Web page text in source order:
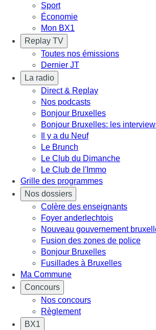
Sport
Économie
Mon BX1
Replay TV
Toutes nos émissions
Dernier JT
La radio
Direct & Replay
Nos podcasts
Bonjour Bruxelles
Bonjour Bruxelles: les
Il y a du Neuf
Le Brunch
Le Club du Dimanche
Le Club de l'Immo
Grille des programmes
Nos dossiers
Colère des enseignants
Foyer anderlechtois
Nouveau gouvernement
Fusion des zones de police
Bonjour Bruxelles
Fusillades à Bruxelles
Ma Commune
Concours
Nos concours
Règlement
BX1